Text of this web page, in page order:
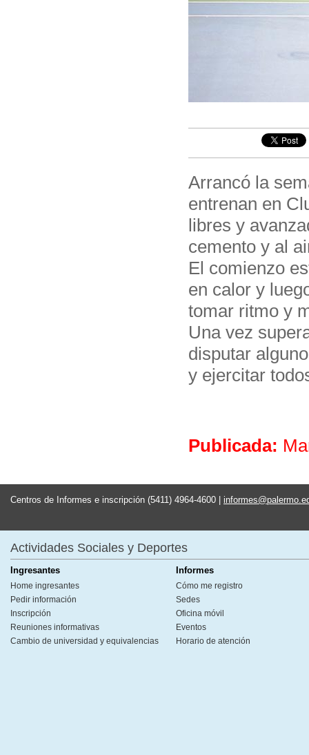
Arrancó la
entrenan en
libres y
cemento y al
El comienzo
en calor y
tomar ritmo y
Una vez
disputar
y ejercitar
Publicada:
Centros de Informes e inscripción (5411) 4964-4600 |
Actividades Sociales y Deportes
Ingresantes
Home ingresantes
Pedir información
Inscripción
Reuniones informativas
Cambio de universidad y equivalencias
Informes
Cómo me registro
Sedes
Oficina móvil
Eventos
Horario de atención